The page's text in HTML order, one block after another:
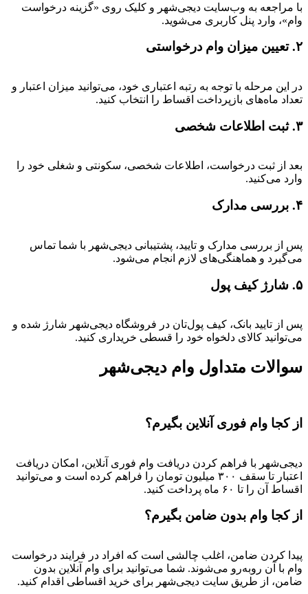
با مراجعه به وب‌سایت دیجی‌شهر و کلیک روی «گزینه درخواست
وام»، وارد پنل کاربری می‌شوید.
۲. تعیین میزان وام درخواستی
در این مرحله با توجه به رتبه اعتباری خود، می‌توانید میزان اعتبار و
تعداد ماه‌های بازپرداخت اقساط را انتخاب کنید.
۳. ثبت اطلاعات شخصی
بعد از ثبت درخواست، اطلاعات شخصی، سکونتی و شغلی خود را
وارد می‌کنید.
۴. بررسی مدارک
پس از بررسی مدارک و تایید، پشتیبانی دیجی‌شهر با شما تماس
می‌گیرد و هماهنگی‌های لازم انجام می‌شود.
۵. شارژ کیف پول
پس از تایید بانک، کیف پول‌تان در فروشگاه دیجی‌شهر شارژ شده و
می‌توانید کالای دلخواه خود را قسطی خریداری کنید.
سوالات متداول وام دیجی‌شهر
از کجا وام فوری آنلاین بگیرم؟
دیجی‌شهر با فراهم کردن دریافت وام فوری آنلاین، امکان دریافت
اعتبار تا سقف ۳۰۰ میلیون تومان را فراهم کرده است و می‌توانید
اقساط آن را تا ۶۰ ماه پرداخت کنید.
از کجا وام بدون ضامن بگیرم؟
پیدا کردن ضامن، اغلب چالشی است که افراد در فرایند درخواست
وام با آن روبه‌رو می‌شوند. شما می‌توانید برای وام آنلاین بدون
ضامن، از طریق سایت دیجی‌شهر برای خرید اقساطی اقدام کنید.